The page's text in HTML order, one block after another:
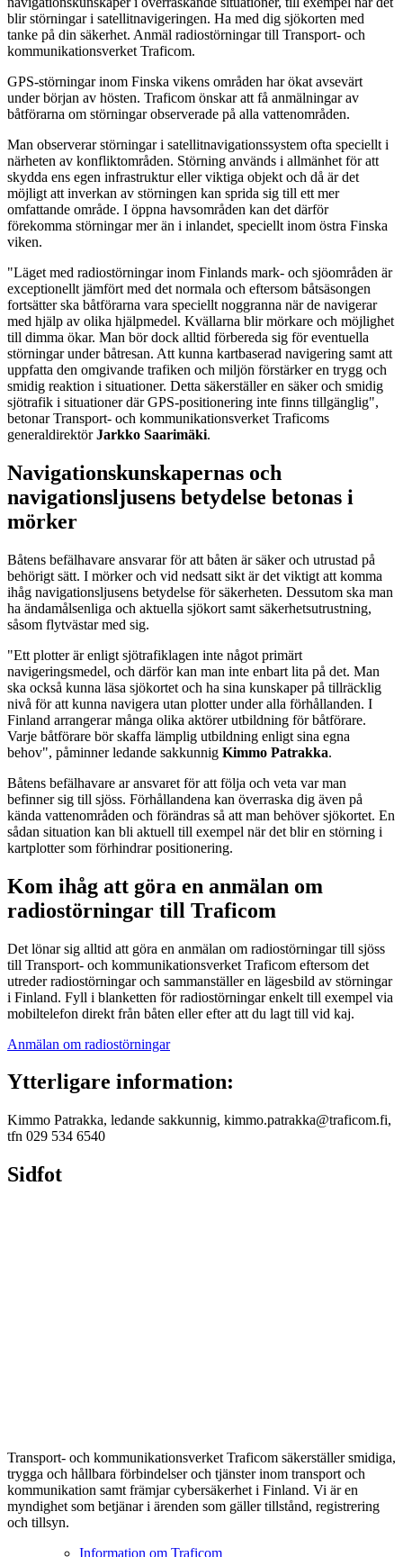
blir störningar i satellitnavigeringen. Ha med dig sjökorten med
tanke på din säkerhet. Anmäl radiostörningar till Transport- och
kommunikationsverket Traficom.
GPS-störningar inom Finska vikens områden har ökat avsevärt
under början av hösten. Traficom önskar att få anmälningar av
båtförarna om störningar observerade på alla vattenområden.
Man observerar störningar i satellitnavigationssystem ofta speciellt i
närheten av konfliktområden. Störning används i allmänhet för att
skydda ens egen infrastruktur eller viktiga objekt och då är det
möjligt att inverkan av störningen kan sprida sig till ett mer
omfattande område. I öppna havsområden kan det därför
förekomma störningar mer än i inlandet, speciellt inom östra Finska
viken.
"Läget med radiostörningar inom Finlands mark- och sjöområden är
exceptionellt jämfört med det normala och eftersom båtsäsongen
fortsätter ska båtförarna vara speciellt noggranna när de navigerar
med hjälp av olika hjälpmedel. Kvällarna blir mörkare och möjlighet
till dimma ökar. Man bör dock alltid förbereda sig för eventuella
störningar under båtresan. Att kunna kartbaserad navigering samt att
uppfatta den omgivande trafiken och miljön förstärker en trygg och
smidig reaktion i situationer. Detta säkerställer en säker och smidig
sjötrafik i situationer där GPS-positionering inte finns tillgänglig",
betonar Transport- och kommunikationsverket Traficoms
generaldirektörJarkko Saarimäki.
Navigationskunskapernas och
navigationsljusens betydelse betonas i
mörker
Båtens befälhavare ansvarar för att båten är säker och utrustad på
behörigt sätt. I mörker och vid nedsatt sikt är det viktigt att komma
ihåg navigationsljusens betydelse för säkerheten. Dessutom ska man
ha ändamålsenliga och aktuella sjökort samt säkerhetsutrustning,
såsom flytvästar med sig.
"Ett plotter är enligt sjötrafiklagen inte något primärt
navigeringsmedel, och därför kan man inte enbart lita på det. Man
ska också kunna läsa sjökortet och ha sina kunskaper på tillräcklig
nivå för att kunna navigera utan plotter under alla förhållanden. I
Finland arrangerar många olika aktörer utbildning för båtförare.
Varje båtförare bör skaffa lämplig utbildning enligt sina egna
behov", påminner ledande sakkunnig Kimmo Patrakka.
Båtens befälhavare ar ansvaret för att följa och veta var man
befinner sig till sjöss. Förhållandena kan överraska dig även på
kända vattenområden och förändras så att man behöver sjökortet. En
sådan situation kan bli aktuell till exempel när det blir en störning i
kartplotter som förhindrar positionering.
Kom ihåg att göra en anmälan om
radiostörningar till Traficom
Det lönar sig alltid att göra en anmälan om radiostörningar till sjöss
till Transport- och kommunikationsverket Traficom eftersom det
utreder radiostörningar och sammanställer en lägesbild av störningar
i Finland. Fyll i blanketten för radiostörningar enkelt till exempel via
mobiltelefon direkt från båten eller efter att du lagt till vid kaj.
Anmälan om radiostörningar
Ytterligare information:
Kimmo Patrakka, ledande sakkunnig, kimmo.patrakka@traficom.fi,
tfn 029 534 6540
Sidfot
Transport- och kommunikationsverket Traficom säkerställer smidiga,
trygga och hållbara förbindelser och tjänster inom transport och
kommunikation samt främjar cybersäkerhet i Finland. Vi är en
myndighet som betjänar i ärenden som gäller tillstånd, registrering
och tillsyn.
Information om Traficom